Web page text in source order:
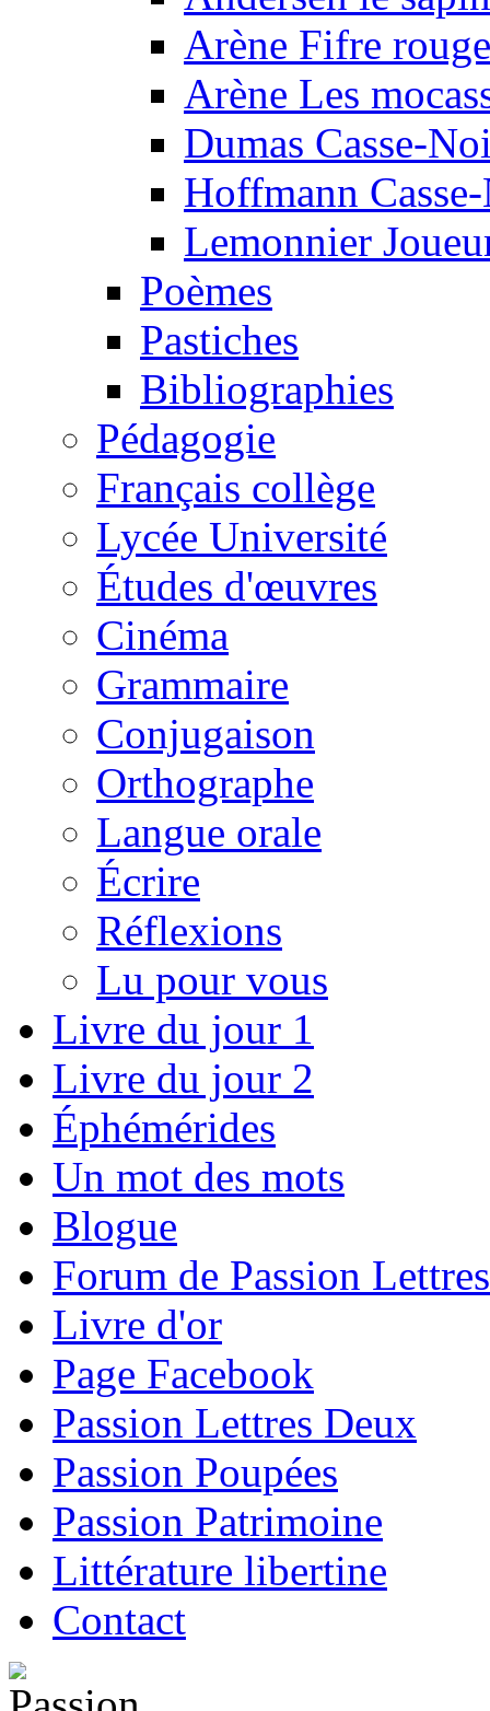
Arène Fifre rouge
Arène Les
Dumas Casse-
Hoffmann
Lemonnier
Poèmes
Pastiches
Bibliographies
Pédagogie
Français collège
Lycée Université
Études d'œuvres
Cinéma
Grammaire
Conjugaison
Orthographe
Langue orale
Écrire
Réflexions
Lu pour vous
Livre du jour 1
Livre du jour 2
Éphémérides
Un mot des mots
Blogue
Forum de Passion Lettres
Livre d'or
Page Facebook
Passion Lettres Deux
Passion Poupées
Passion Patrimoine
Littérature libertine
Contact